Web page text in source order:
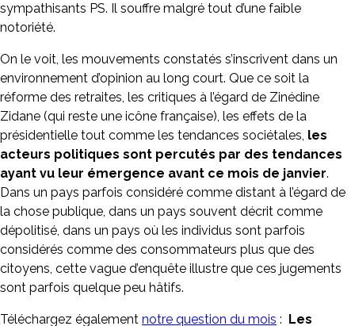
sympathisants PS. Il souffre malgré tout d’une faible
notoriété.
On le voit, les mouvements constatés s’inscrivent dans un
environnement d’opinion au long court. Que ce soit la
réforme des retraites, les critiques à l’égard de Zinédine
Zidane (qui reste une icône française), les effets de la
présidentielle tout comme les tendances sociétales, les
acteurs politiques sont percutés par des tendances
ayant vu leur émergence avant ce mois de janvier.
Dans un pays parfois considéré comme distant à l’égard de
la chose publique, dans un pays souvent décrit comme
dépolitisé, dans un pays où les individus sont parfois
considérés comme des consommateurs plus que des
citoyens, cette vague d’enquête illustre que ces jugements
sont parfois quelque peu hâtifs.
Téléchargez également notre question du mois : Les